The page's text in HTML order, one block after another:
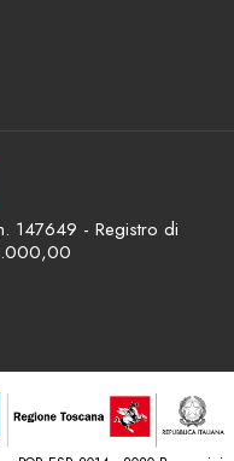
147649 - Registro di